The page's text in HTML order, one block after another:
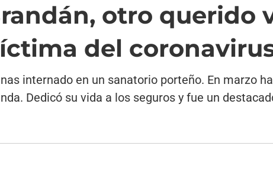
otro querido
del
internado en un sanatorio porteño. En marzo
Dedicó su vida a los seguros y fue un